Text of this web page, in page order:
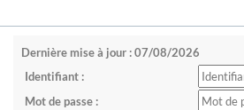
Dernière mise à jour : 07/08/2026
Identifiant :
Mot de passe :